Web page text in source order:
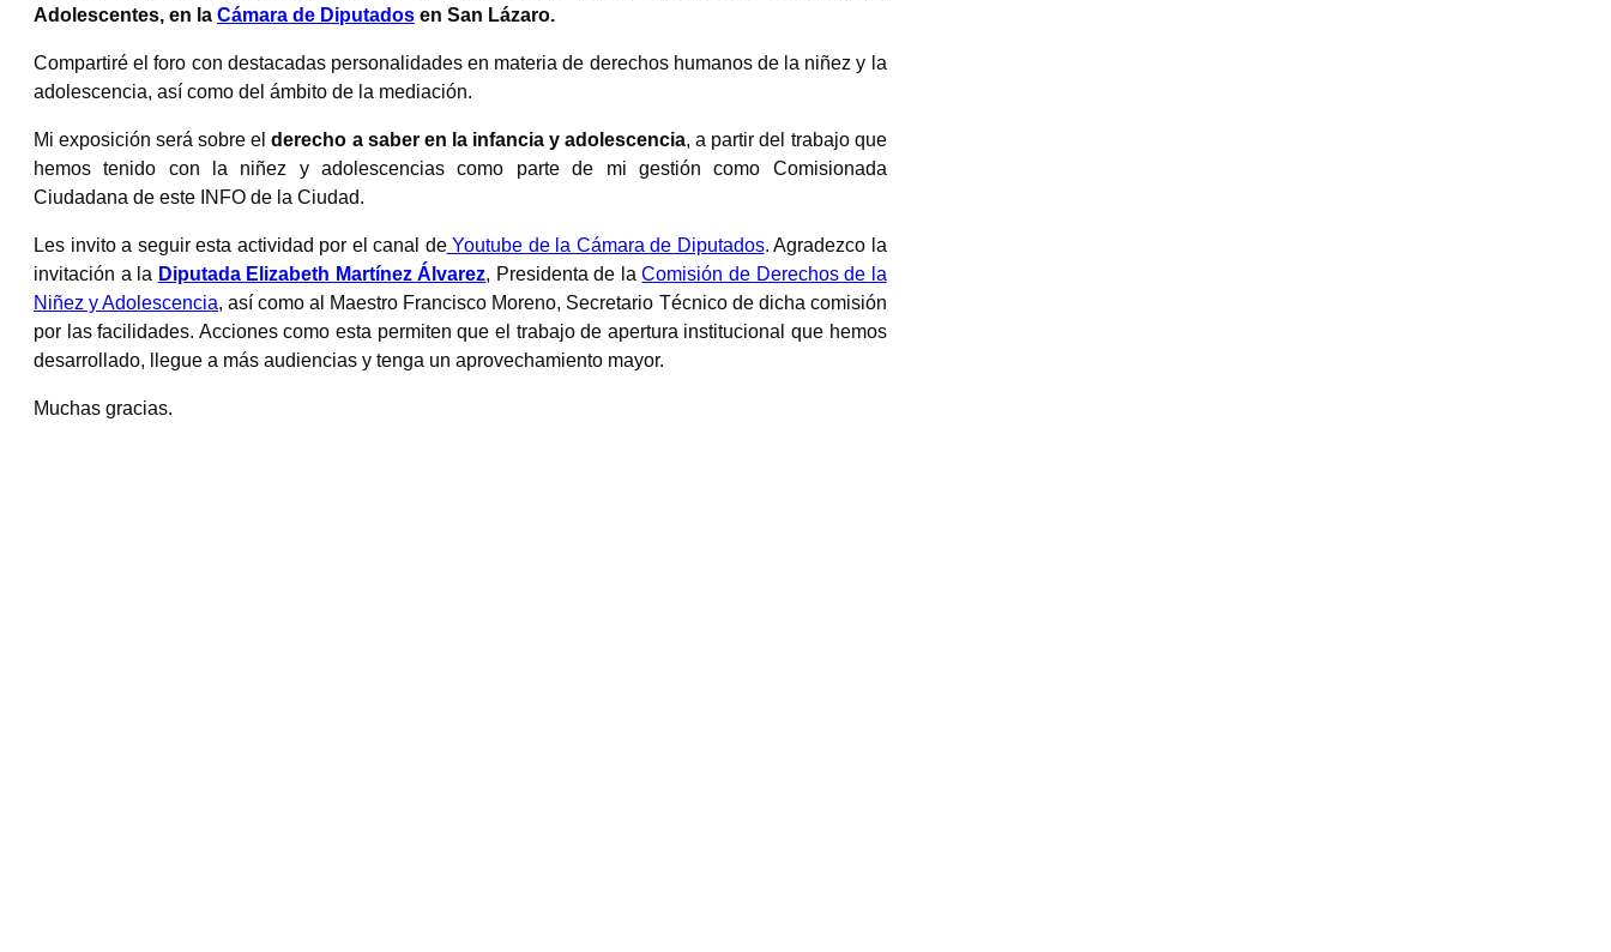
Adolescentes, en la Cámara de Diputados en San Lázaro.
Compartiré el foro con destacadas personalidades en materia de derechos humanos de la niñez y la
adolescencia, así como del ámbito de la mediación.
Mi exposición será sobre elderecho a saber en la infancia y adolescencia, a partir del trabajo que
hemos tenido con la niñez y adolescencias como parte de mi gestión como Comisionada
Ciudadana de este INFO de la Ciudad.
Les invito a seguir esta actividad por el canal deYoutube de la Cámara de Diputados. Agradezco la
invitación a la Diputada Elizabeth Martínez Álvarez, Presidenta de laComisión de Derechos de la
Niñez y Adolescencia, así como al Maestro Francisco Moreno, Secretario Técnico de dicha comisión
por las facilidades. Acciones como esta permiten que el trabajo de apertura institucional que hemos
desarrollado, llegue a más audiencias y tenga un aprovechamiento mayor.
Muchas gracias.